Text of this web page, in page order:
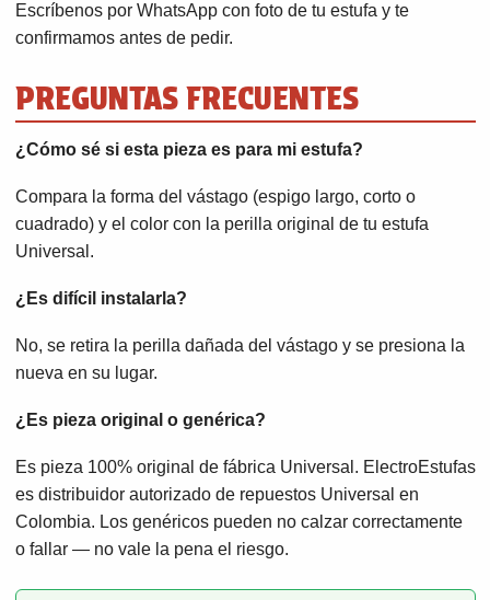
Escríbenos por WhatsApp con foto de tu estufa y te
confirmamos antes de pedir.
PREGUNTAS FRECUENTES
¿Cómo sé si esta pieza es para mi estufa?
Compara la forma del vástago (espigo largo, corto o
cuadrado) y el color con la perilla original de tu estufa
Universal.
¿Es difícil instalarla?
No, se retira la perilla dañada del vástago y se presiona la
nueva en su lugar.
¿Es pieza original o genérica?
Es pieza 100% original de fábrica Universal. ElectroEstufas
es distribuidor autorizado de repuestos Universal en
Colombia. Los genéricos pueden no calzar correctamente
o fallar — no vale la pena el riesgo.